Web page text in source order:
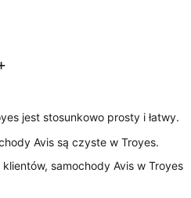
jest stosunkowo prosty i łatwy.
Avis są czyste w Troyes.
samochody Avis w Troyes